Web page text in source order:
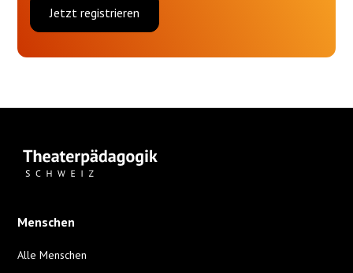
Jetzt registrieren
Menschen
Alle Menschen